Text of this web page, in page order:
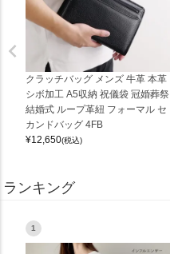
クラッチバッグ メンズ 牛革 本革
シボ加工 A5収納 祝儀袋 冠婚葬祭
結婚式 ループ革紐 フォーマル セ
カンドバッグ 4FB
¥12,650(税込)
ランキング
1